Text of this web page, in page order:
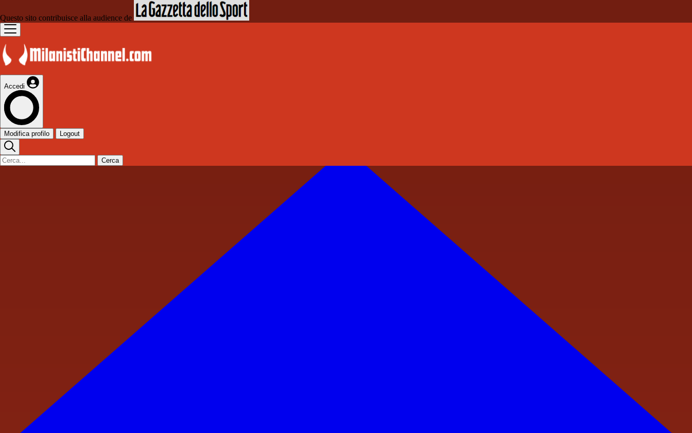
Questo sito contribuisce alla audience de
Accedi
Modifica profilo Logout
Cerca